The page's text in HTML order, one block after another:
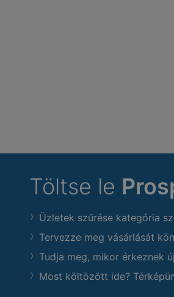
Töltse le
Üzletek szűrése kategória
Tervezze meg vásárlását
Tudja meg, mikor érkeznek
Most költözött ide?